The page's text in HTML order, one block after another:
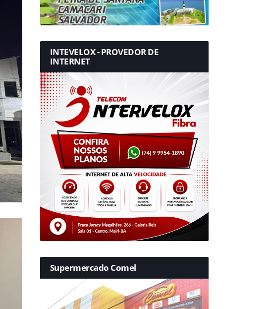
INTEVELOX - PROVEDOR DE
INTERNET
Supermercado Comel